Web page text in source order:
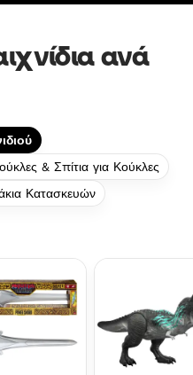
ανά
& Σπίτια για Κούκλες
Κατασκευών